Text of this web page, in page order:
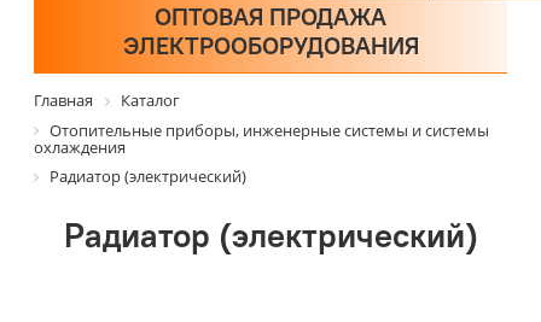
ОПТОВАЯ ПРОДАЖА
ЭЛЕКТРООБОРУДОВАНИЯ
Главная
Каталог
Отопительные приборы, инженерные системы и системы
охлаждения
Радиатор (электрический)
Радиатор (электрический)